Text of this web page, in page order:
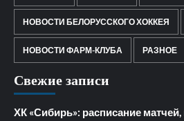
НОВОСТИ БЕЛОРУССКОГО ХОККЕЯ
НОВОСТИ ФАРМ-КЛУБА РАЗНОЕ
Свежие записи
ХК «Сибирь»: расписание